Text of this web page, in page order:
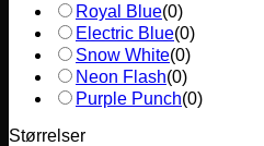
Royal Blue(0)
Electric Blue(0)
Snow White(0)
Neon Flash(0)
Purple Punch(0)
Størrelser